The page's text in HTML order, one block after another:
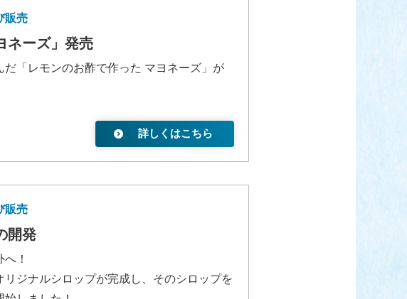
販売
ネーズ」発売
「レモンのお酢で作った マヨネーズ」が
詳しくはこちら
販売
開発
！
ジナルシロップが完成し、そのシロップを